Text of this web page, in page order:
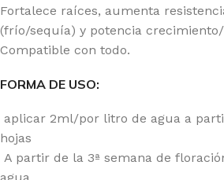
Fortalece raíces, aumenta
(frío/sequía) y potencia
Compatible con todo.
FORMA DE USO:
aplicar 2ml/por litro de agua a
hojas
A partir de la 3ª semana de